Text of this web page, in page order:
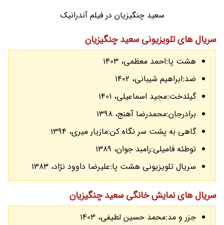
سعید چنگیزیان در فیلم آندرانیک
سریال های تلویزیونی سعید چنگیزیان
هشت پا:احمد معظمی، 1403
ضد:ابراهیم شیبانی، 1402
گیلدخت:مجید اسماعیلی، 140١
برادرجان:محمدرضا آهنج، 1398
گاهی به پشت سر نگاه کن:مازیار میری، 1394
توطئه فامیلی:رامبد جوان، 1389
سریال تلویزیونی هشت پا:علیرضا داوود نژاد، 1383
سریال های نمایش خانگی سعید چنگیزیان
جزر و مد:محمد حسین لطیفی، 1403